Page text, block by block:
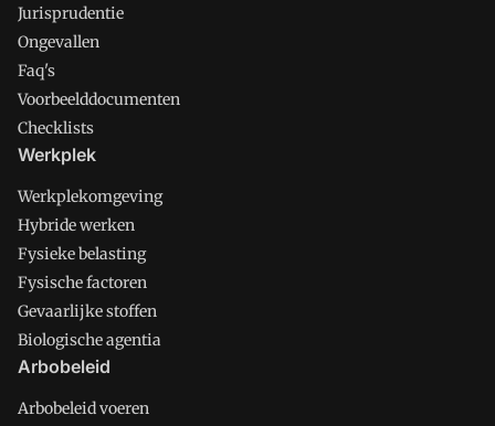
Jurisprudentie
Ongevallen
Faq's
Voorbeelddocumenten
Checklists
Werkplek
Werkplekomgeving
Hybride werken
Fysieke belasting
Fysische factoren
Gevaarlijke stoffen
Biologische agentia
Arbobeleid
Arbobeleid voeren